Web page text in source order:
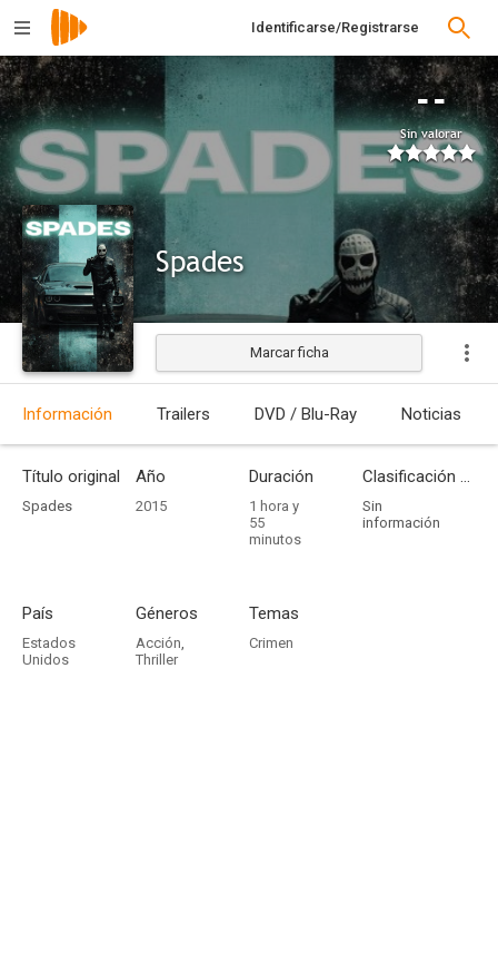
Identificarse/Registrarse
--
Sin valorar
Spades
Estrenada
Marcar ficha
Información Trailers DVD / Blu-Ray Noticias
Título original
Spades
Año
2015
Duración
1 hora y
55
minutos
Clasificación por edades
Sin
información
País
Estados
Unidos
Géneros
Acción,
Thriller
Temas
Crimen